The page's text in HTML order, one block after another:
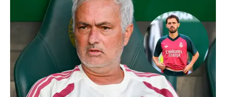
Real Madrid